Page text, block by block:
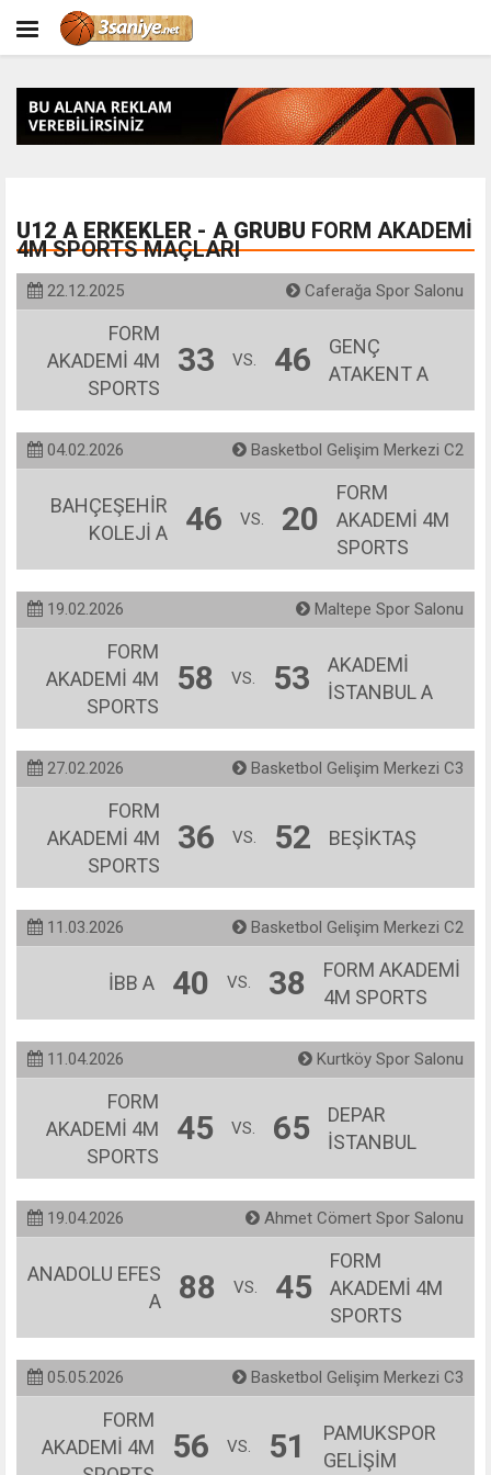
U12 A ERKEKLER - A GRUBU FORM AKADEMİ
4M SPORTS MAÇLARI
22.12.2025 Caferağa Spor Salonu
FORM
AKADEMİ 4M
SPORTS
33 VS. 46
GENÇ
ATAKENT A
04.02.2026 Basketbol Gelişim Merkezi C2
BAHÇEŞEHİR
KOLEJİ A
46 VS. 20
FORM
AKADEMİ 4M
SPORTS
19.02.2026 Maltepe Spor Salonu
FORM
AKADEMİ 4M
SPORTS
58 VS. 53
AKADEMİ
İSTANBUL A
27.02.2026 Basketbol Gelişim Merkezi C3
FORM
AKADEMİ 4M
SPORTS
36 VS. 52 BEŞİKTAŞ
11.03.2026 Basketbol Gelişim Merkezi C2
İBB A 40 VS. 38
FORM AKADEMİ
4M SPORTS
11.04.2026 Kurtköy Spor Salonu
FORM
AKADEMİ 4M
SPORTS
45 VS. 65
DEPAR
İSTANBUL
19.04.2026 Ahmet Cömert Spor Salonu
ANADOLU EFES
A
88 VS. 45
FORM
AKADEMİ 4M
SPORTS
05.05.2026 Basketbol Gelişim Merkezi C3
FORM
AKADEMİ 4M
56 VS. 51
PAMUKSPOR
GELİŞİM